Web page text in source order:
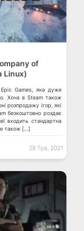
of
Linux)
Epic Games, яка дуже
Хоча в Steam також
розпродажу ігор, які
безкоштовно роздає
входить стандартна
також […]
28 Тра, 2021